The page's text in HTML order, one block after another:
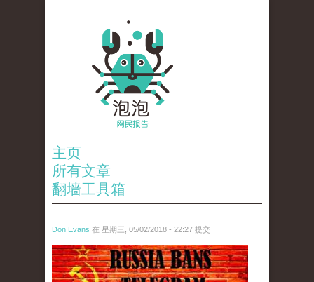
主页
所有文章
翻墙工具箱
Don Evans 在 星期三, 05/02/2018 - 22:27 提交
tou_.jpeg